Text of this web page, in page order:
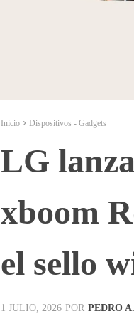
Inicio Dispositivos - Gadgets
LG
xboom
el sello
1 JULIO, 2026 POR PEDRO A.